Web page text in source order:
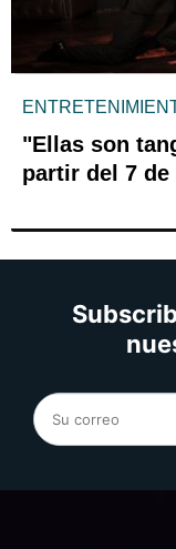
"Ellas son
partir del 7 de